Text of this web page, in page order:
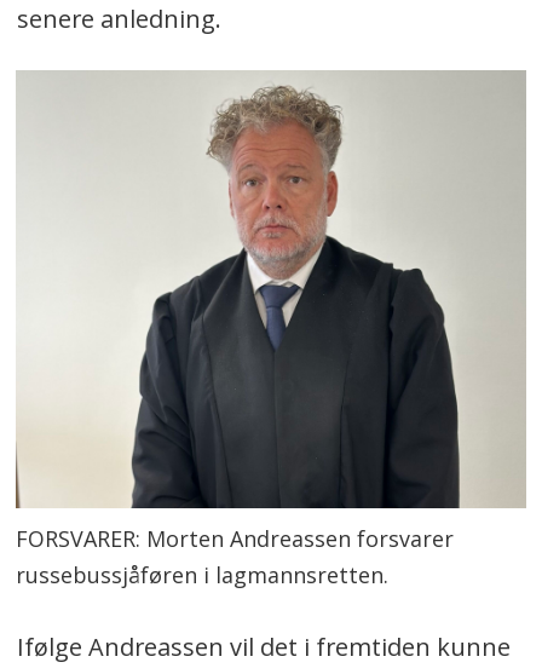
senere anledning.
FORSVARER: Morten Andreassen forsvarer
russebussjåføren i lagmannsretten.
Ifølge Andreassen vil det i fremtiden kunne